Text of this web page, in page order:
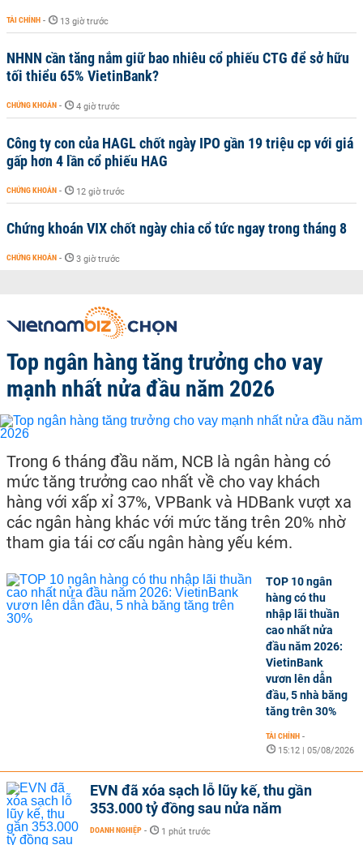
TÀI CHÍNH - 13 giờ trước
NHNN cần tăng nắm giữ bao nhiêu cổ phiếu CTG để sở hữu
tối thiểu 65% VietinBank?
CHỨNG KHOÁN - 4 giờ trước
Công ty con của HAGL chốt ngày IPO gần 19 triệu cp với giá
gấp hơn 4 lần cổ phiếu HAG
CHỨNG KHOÁN - 12 giờ trước
Chứng khoán VIX chốt ngày chia cổ tức ngay trong tháng 8
CHỨNG KHOÁN - 3 giờ trước
Top ngân hàng tăng trưởng cho vay
mạnh nhất nửa đầu năm 2026
Trong 6 tháng đầu năm, NCB là ngân hàng có
mức tăng trưởng cao nhất về cho vay khách
hàng với xấp xỉ 37%, VPBank và HDBank vượt xa
các ngân hàng khác với mức tăng trên 20% nhờ
tham gia tái cơ cấu ngân hàng yếu kém.
TOP 10 ngân
hàng có thu
nhập lãi thuần
cao nhất nửa
đầu năm 2026:
VietinBank
vươn lên dẫn
đầu, 5 nhà băng
tăng trên 30%
TÀI CHÍNH -
15:12 | 05/08/2026
EVN đã xóa sạch lỗ lũy kế, thu gần
353.000 tỷ đồng sau nửa năm
DOANH NGHIỆP - 1 phút trước